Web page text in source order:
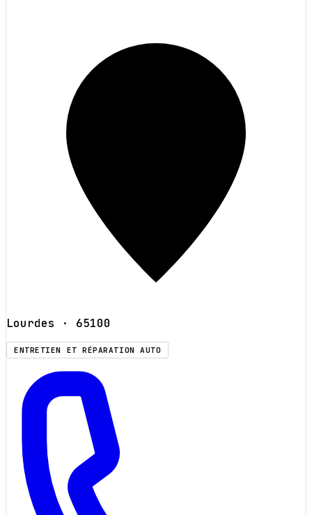
Lourdes · 65100
ENTRETIEN ET RÉPARATION AUTO